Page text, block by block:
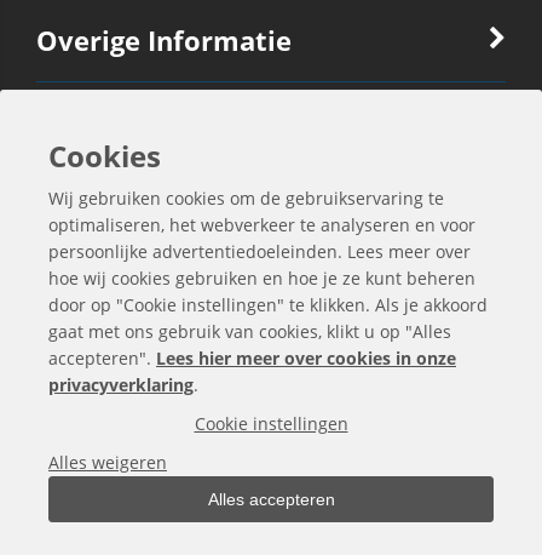
Overige Informatie
Ook Interessant
Contactgegevens
Alle bedragen zijn exclusief BTW
Cookies
Wij gebruiken cookies om de gebruikservaring te
optimaliseren, het webverkeer te analyseren en voor
persoonlijke advertentiedoeleinden. Lees meer over
hoe wij cookies gebruiken en hoe je ze kunt beheren
door op "Cookie instellingen" te klikken. Als je akkoord
gaat met ons gebruik van cookies, klikt u op "Alles
accepteren". Lees hier meer over cookies in onze
privacyverklaring.
Cookie instellingen
Alles weigeren
Alles accepteren